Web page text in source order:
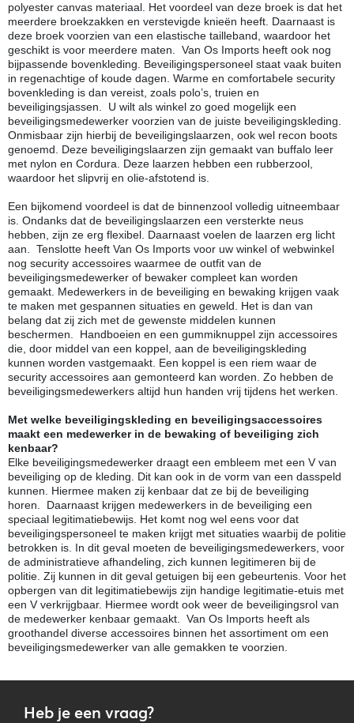
polyester canvas materiaal. Het voordeel van deze broek is dat het
meerdere broekzakken en verstevigde knieën heeft. Daarnaast is
deze broek voorzien van een elastische tailleband, waardoor het
geschikt is voor meerdere maten. Van Os Imports heeft ook nog
bijpassende bovenkleding. Beveiligingspersoneel staat vaak buiten
in regenachtige of koude dagen. Warme en comfortabele security
bovenkleding is dan vereist, zoals polo’s, truien en
beveiligingsjassen. U wilt als winkel zo goed mogelijk een
beveiligingsmedewerker voorzien van de juiste beveiligingskleding.
Onmisbaar zijn hierbij de beveiligingslaarzen, ook wel recon boots
genoemd. Deze beveiligingslaarzen zijn gemaakt van buffalo leer
met nylon en Cordura. Deze laarzen hebben een rubberzool,
waardoor het slipvrij en olie-afstotend is.
Een bijkomend voordeel is dat de binnenzool volledig uitneembaar
is. Ondanks dat de beveiligingslaarzen een versterkte neus
hebben, zijn ze erg flexibel. Daarnaast voelen de laarzen erg licht
aan. Tenslotte heeft Van Os Imports voor uw winkel of webwinkel
nog security accessoires waarmee de outfit van de
beveiligingsmedewerker of bewaker compleet kan worden
gemaakt. Medewerkers in de beveiliging en bewaking krijgen vaak
te maken met gespannen situaties en geweld. Het is dan van
belang dat zij zich met de gewenste middelen kunnen
beschermen. Handboeien en een gummiknuppel zijn accessoires
die, door middel van een koppel, aan de beveiligingskleding
kunnen worden vastgemaakt. Een koppel is een riem waar de
security accessoires aan gemonteerd kan worden. Zo hebben de
beveiligingsmedewerkers altijd hun handen vrij tijdens het werken.
Met welke beveiligingskleding en beveiligingsaccessoires
maakt een medewerker in de bewaking of beveiliging zich
kenbaar?
Elke beveiligingsmedewerker draagt een embleem met een V van
beveiliging op de kleding. Dit kan ook in de vorm van een dasspeld
kunnen. Hiermee maken zij kenbaar dat ze bij de beveiliging
horen. Daarnaast krijgen medewerkers in de beveiliging een
speciaal legitimatiebewijs. Het komt nog wel eens voor dat
beveiligingspersoneel te maken krijgt met situaties waarbij de politie
betrokken is. In dit geval moeten de beveiligingsmedewerkers, voor
de administratieve afhandeling, zich kunnen legitimeren bij de
politie. Zij kunnen in dit geval getuigen bij een gebeurtenis. Voor het
opbergen van dit legitimatiebewijs zijn handige legitimatie-etuis met
een V verkrijgbaar. Hiermee wordt ook weer de beveiligingsrol van
de medewerker kenbaar gemaakt. Van Os Imports heeft als
groothandel diverse accessoires binnen het assortiment om een
beveiligingsmedewerker van alle gemakken te voorzien.
Heb je een vraag?